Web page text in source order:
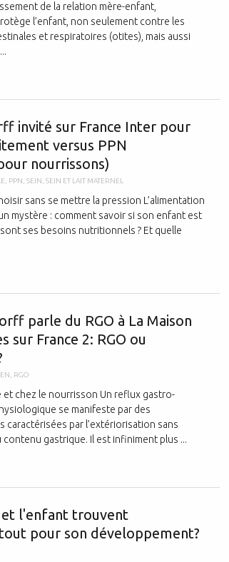
de la relation mère-enfant,
l’enfant, non seulement contre les
et respiratoires (otites), mais aussi
invité sur France Inter pour
versus PPN
nourrissons)
PPN SEIN SEIN ET LAIT MATERNEL
sans se mettre la pression L’alimentation
mystère : comment savoir si son enfant est
sont ses besoins nutritionnels ? Et quelle
parle du RGO à La Maison
sur France 2: RGO ou
RGO
et chez le nourrisson Un reflux gastro-
se manifeste par des
caractérisées par l’extériorisation sans
gastrique. Il est infiniment plus ...
et l'enfant trouvent
pour son développement?